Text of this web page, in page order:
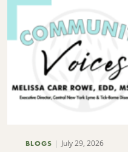
BLOGS July 29, 2026